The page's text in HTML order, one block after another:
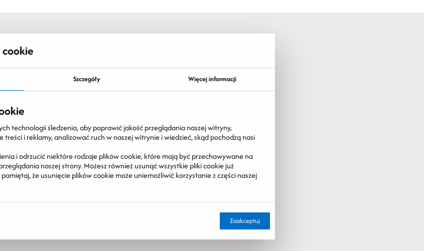
Szczegóły Więcej informacji
technologii śledzenia, aby poprawić jakość przeglądania naszej witryny,
i reklamy, analizować ruch w naszej witrynie i wiedzieć, skąd pochodzą nasi
i odrzucić niektóre rodzaje plików cookie, które mają być przechowywane na
naszej strony. Możesz również usunąć wszystkie pliki cookie już
że usunięcie plików cookie może uniemożliwić korzystanie z części naszej
Zaakceptuj